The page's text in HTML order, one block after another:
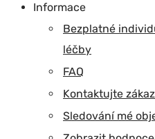
Informace
Bezplatné
léčby
FAQ
Kontaktujte
Sledování mé